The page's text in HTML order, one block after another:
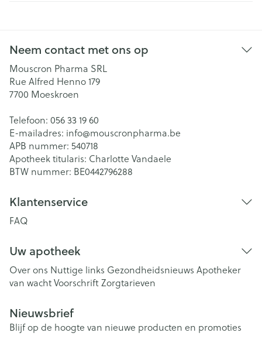
Neem contact met ons op
Mouscron Pharma SRL
Rue Alfred Henno 179
7700 Moeskroen
Telefoon: 056 33 19 60
E-mailadres: info@mouscronpharma.be
APB nummer: 540718
Apotheek titularis: Charlotte Vandaele
BTW nummer: BE0442796288
Klantenservice
FAQ
Uw apotheek
Over ons Nuttige links Gezondheidsnieuws Apotheker
van wachtVoorschriftZorgtarieven
Nieuwsbrief
Blijf op de hoogte van nieuwe producten en promoties